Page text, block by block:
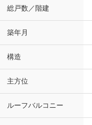
総戸数／階建
築年月
構造
主方位
ルーフバルコニー